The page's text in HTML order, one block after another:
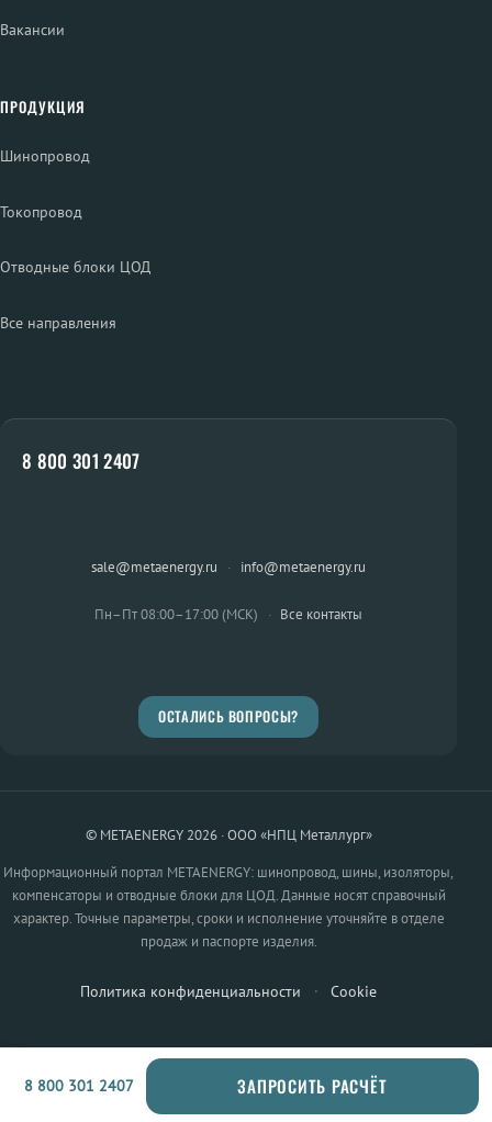
Вакансии
ПРОДУКЦИЯ
Шинопровод
Токопровод
Отводные блоки ЦОД
Все направления
8 800 301 2407
sale@metaenergy.ru · info@metaenergy.ru
Пн–Пт 08:00–17:00 (МСК) · Все контакты
ОСТАЛИСЬ ВОПРОСЫ?
© METAENERGY 2026 · ООО «НПЦ Металлург»
Информационный портал METAENERGY: шинопровод, шины, изоляторы,
компенсаторы и отводные блоки для ЦОД. Данные носят справочный
характер. Точные параметры, сроки и исполнение уточняйте в отделе
продаж и паспорте изделия.
Политика конфиденциальности · Cookie
8 800 301 2407 ЗАПРОСИТЬ РАСЧЁТ